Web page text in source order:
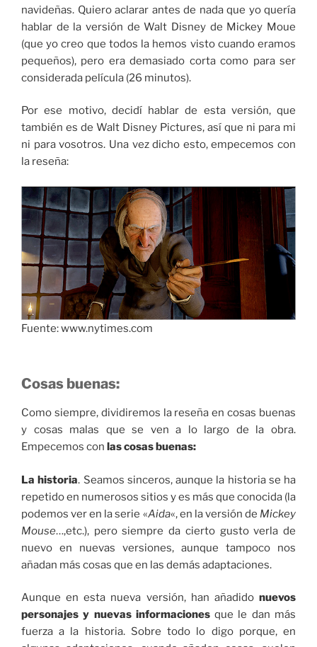
navideñas. Quiero aclarar antes de nada que yo quería
hablar de la versión de Walt Disney de Mickey Moue
(que yo creo que todos la hemos visto cuando eramos
pequeños), pero era demasiado corta como para ser
considerada película (26 minutos).
Por ese motivo, decidí hablar de esta versión, que
también es de Walt Disney Pictures, así que ni para mi
ni para vosotros. Una vez dicho esto, empecemos con
la reseña:
Fuente: www.nytimes.com
Cosas buenas:
Como siempre, dividiremos la reseña en cosas buenas
y cosas malas que se ven a lo largo de la obra.
Empecemos con las cosas buenas:
La historia. Seamos sinceros, aunque la historia se ha
repetido en numerosos sitios y es más que conocida (la
podemos ver en la serie «Aida«, en la versión de Mickey
Mouse…,etc.), pero siempre da cierto gusto verla de
nuevo en nuevas versiones, aunque tampoco nos
añadan más cosas que en las demás adaptaciones.
Aunque en esta nueva versión, han añadido nuevos
personajes y nuevas informacionesque le dan más
fuerza a la historia. Sobre todo lo digo porque, en